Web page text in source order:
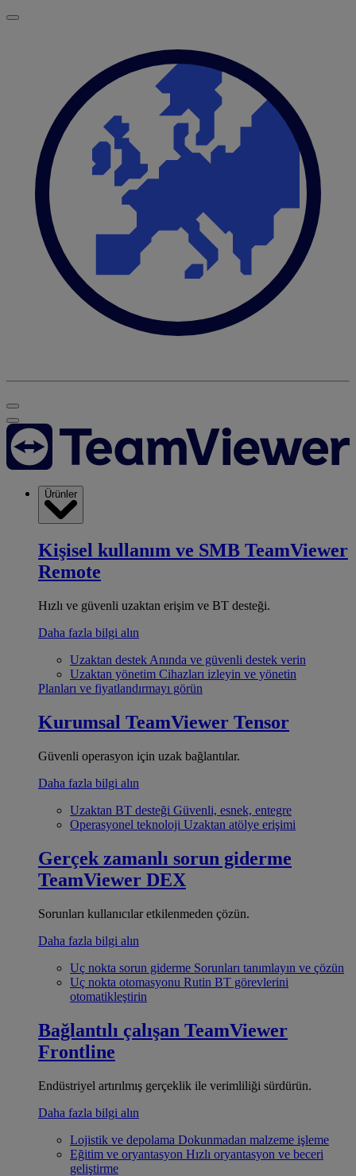
Ürünler
Kişisel kullanım ve SMB TeamViewer
Remote
Hızlı ve güvenli uzaktan erişim ve BT desteği.
Daha fazla bilgi alın
Uzaktan destek Anında ve güvenli destek verin
Uzaktan yönetim Cihazları izleyin ve yönetin
Planları ve fiyatlandırmayı görün
Kurumsal TeamViewer Tensor
Güvenli operasyon için uzak bağlantılar.
Daha fazla bilgi alın
Uzaktan BT desteği Güvenli, esnek, entegre
Operasyonel teknoloji Uzaktan atölye erişimi
Gerçek zamanlı sorun giderme
TeamViewer DEX
Sorunları kullanıcılar etkilenmeden çözün.
Daha fazla bilgi alın
Uç nokta sorun giderme Sorunları tanımlayın ve çözün
Uç nokta otomasyonu Rutin BT görevlerini
otomatikleştirin
Bağlantılı çalışan TeamViewer
Frontline
Endüstriyel artırılmış gerçeklik ile verimliliği sürdürün.
Daha fazla bilgi alın
Lojistik ve depolama Dokunmadan malzeme işleme
Eğitim ve oryantasyon Hızlı oryantasyon ve beceri
geliştirme